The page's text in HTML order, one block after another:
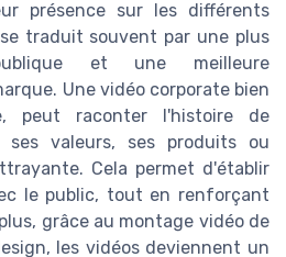
présence sur les différents
traduit souvent par une plus
et une meilleure
Une vidéo corporate bien
peut raconter l'histoire de
ses valeurs, ses produits ou
Cela permet d'établir
le public, tout en renforçant
grâce au montage vidéo de
les vidéos deviennent un